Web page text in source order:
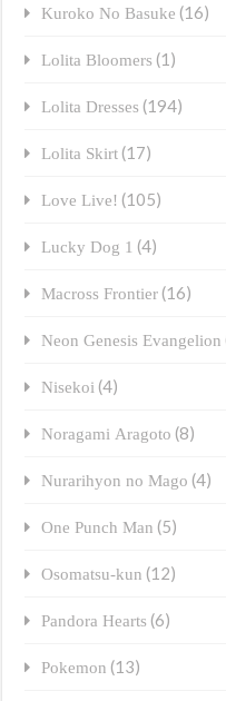
Kuroko No Basuke (16)
Lolita Bloomers (1)
Lolita Dresses (194)
Lolita Skirt (17)
Love Live! (105)
Lucky Dog 1 (4)
Macross Frontier (16)
Neon Genesis Evangelion
Nisekoi (4)
Noragami Aragoto (8)
Nurarihyon no Mago (4)
One Punch Man (5)
Osomatsu-kun (12)
Pandora Hearts (6)
Pokemon (13)